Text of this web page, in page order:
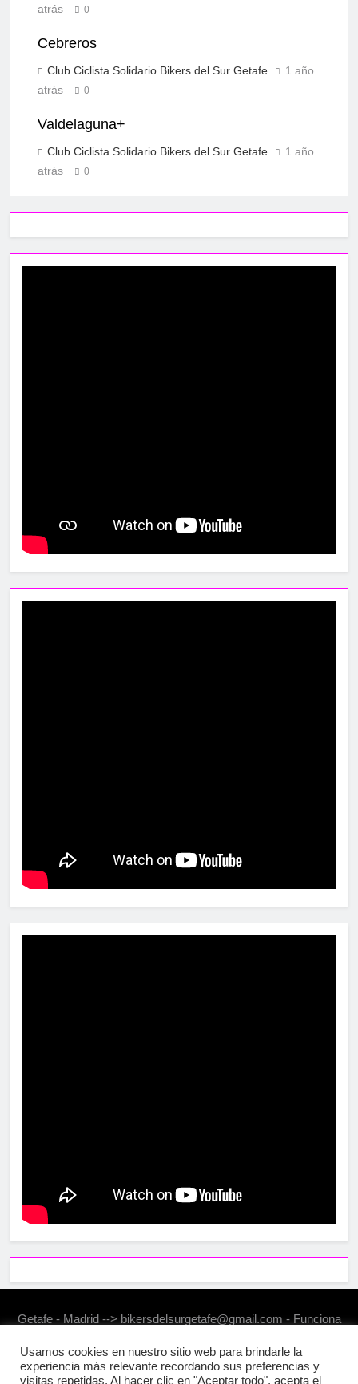
atrás
0
Cebreros
Club Ciclista Solidario Bikers del Sur Getafe
1 año
atrás
0
Valdelaguna+
Club Ciclista Solidario Bikers del Sur Getafe
1 año
atrás
0
Getafe - Madrid --> bikersdelsurgetafe@gmail.com - Funciona
Usamos cookies en nuestro sitio web para brindarle la
experiencia más relevante recordando sus preferencias y
visitas repetidas. Al hacer clic en "Aceptar todo", acepta el